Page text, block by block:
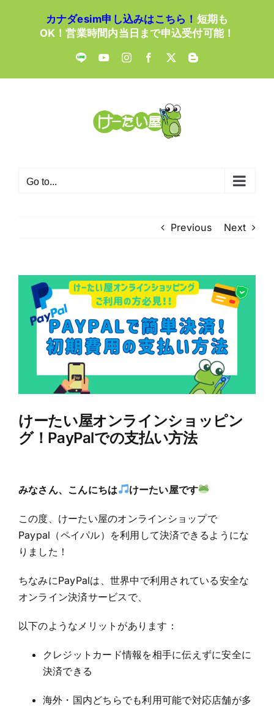
カナダesim申し込みはこちら！ 短期も
OK！営業時間内当日まで申込受付可能！
LINE YouTubeInstagramFacebook
X Blogger
Go to...
Previous Next
View
Larger
Image
けーたい屋オンラインショッピン
グ！PayPalでの支払い方法
みなさん、こんにちは けーたい屋です
この度、けーたい屋のオンラインショップで
Paypal（ペイパル）を利用して決済できるようにな
りました！
ちなみにPayPalは、世界中で利用されている安全な
オンライン決済サービスで、
以下のようなメリットがあります：
クレジットカード情報を相手に伝えずに安全に
決済できる
海外・国内どちらでも利用可能で対応店舗が多